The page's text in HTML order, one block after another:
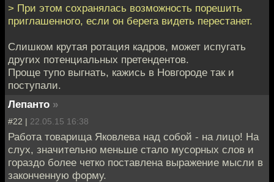
> При этом сохранялась возможность порешить
приглашенного, если он берега видеть перестанет.
Слишком крутая ротация кадров, может испугать
других потенциальных претендентов.
Проще тупо выгнать, кажись в Новгороде так и
поступали.
Лепанто »
#22 | 22.05.15 16:38
Работа товарища Яковлева над собой - на лицо! На
слух, значительно меньше стало мусорных слов и
гораздо более четко поставлена выражение мысли в
законченную форму.